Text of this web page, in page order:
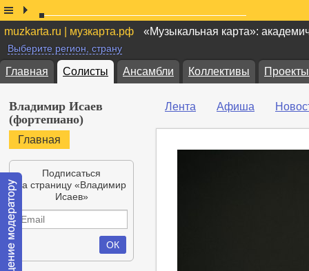
muzkarta.ru | музкарта.рф «Музыкальная карта»:
Выберите регион, страну
Главная Солисты Ансамбли Коллективы Проекты
Владимир Исаев
(фортепиано)
Главная
Подписаться
на страницу «Владимир
Исаев»
Лента Афиша